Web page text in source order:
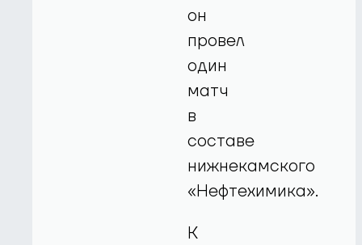
он
провел
один
матч
в
составе
нижнекамского
«Нефтехимика».
К